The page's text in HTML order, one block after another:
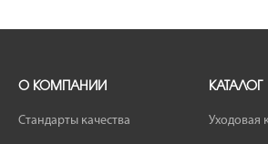
О КОМПАНИИ
Стандарты качества
КАТАЛОГ
Уходовая